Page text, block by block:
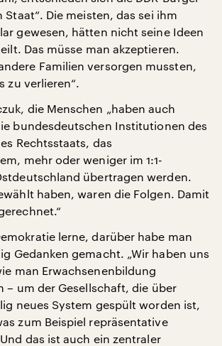
Staat“. Die meisten, das sei ihm
gewesen, hätten nicht seine Ideen
Das müsse man akzeptieren.
Familien versorgen mussten,
zu verlieren“.
die Menschen „haben auch
bundesdeutschen Institutionen des
Rechtsstaats, das
mehr oder weniger im 1:1-
übertragen werden.
haben, waren die Folgen. Damit
lerne, darüber habe man
Gedanken gemacht. „Wir haben uns
man Erwachsenenbildung
– um der Gesellschaft, die über
neues System gespült worden ist,
zum Beispiel repräsentative
das ist auch ein zentraler